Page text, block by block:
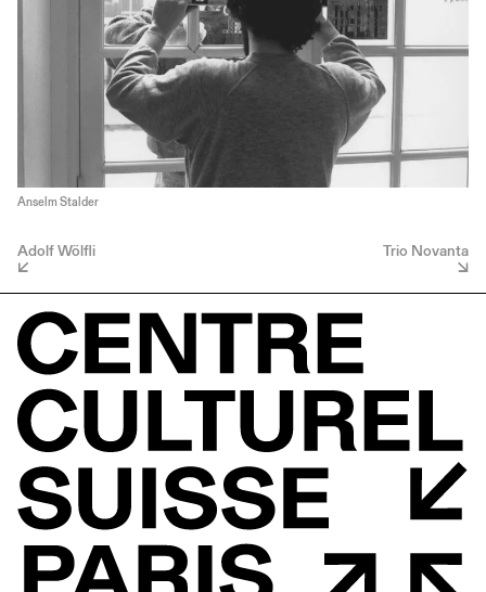
Anselm Stalder
Adolf Wölfli Trio Novanta